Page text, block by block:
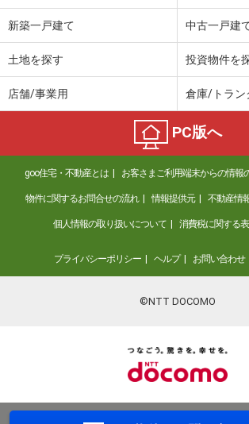
新築一戸建て 中古一戸建
土地を探す 投資物件を
店舗/事業用 倉庫/トラン
PC版へ
goo住宅・不動産とは お客さまご利用端末からの情報
物件に関するお問合せの流れ 情報提供元 不動産情
個人情報の取り扱いについて 消費税に関する
プライバシーポリシー ヘルプ お問い合わせ
©NTT DOCOMO